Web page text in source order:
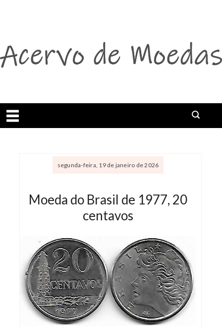
Abrir menu
Buscar
segunda-feira, 19 de janeiro de 2026
Moeda do Brasil de 1977, 20
centavos